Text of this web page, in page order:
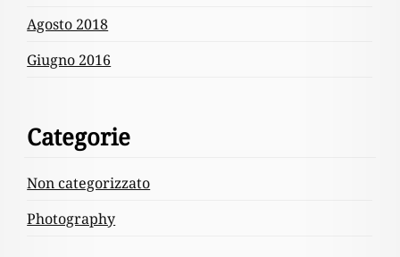
Agosto 2018
Giugno 2016
Categorie
Non categorizzato
Photography